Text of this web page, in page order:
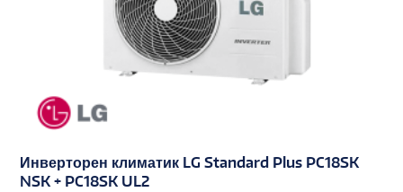
Инверторен климатик LG Standard Plus PC18SK
NSK + PC18SK UL2